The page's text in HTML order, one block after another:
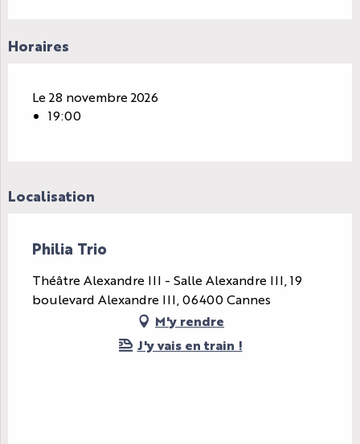
Horaires
Le 28 novembre 2026
19:00
Localisation
Philia Trio
Théâtre Alexandre III - Salle Alexandre III, 19
boulevard Alexandre III, 06400 Cannes
M'y rendre
J'y vais en train !